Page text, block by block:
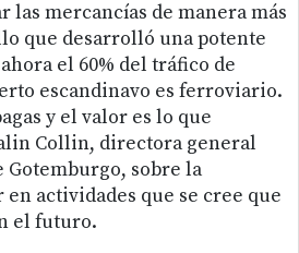
las mercancías de manera más
que desarrolló una potente
el 60% del tráfico de
escandinavo es ferroviario.
y el valor es lo que
Collin, directora general
Gotemburgo, sobre la
actividades que se cree que
el futuro.